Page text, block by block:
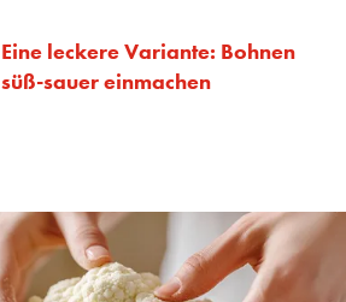
Eine leckere Variante: Bohnen
süß-sauer einmachen